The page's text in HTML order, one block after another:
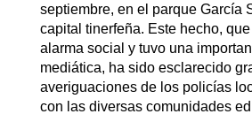
septiembre, en el parque García
capital tinerfeña. Este hecho,
alarma social y tuvo una
mediática, ha sido esclarecido
averiguaciones de los policías
con las diversas comunidades